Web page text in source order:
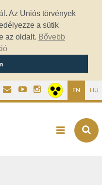
Az Uniós törvények
a sütik
az oldalt. Bővebb
EN HU